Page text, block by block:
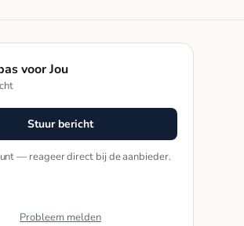
voor Jou
Stuur bericht
— reageer direct bij de aanbieder.
Probleem melden